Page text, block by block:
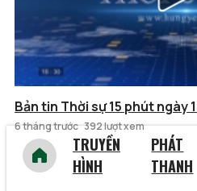
Bản tin Thời sự 15 phút ngày
6 tháng trước 392 lượt xem
TRUYỀN
HÌNH
PHÁT
THANH